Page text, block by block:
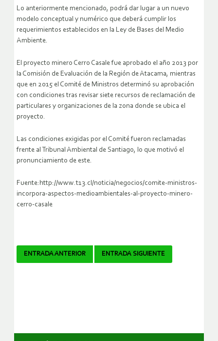
Lo anteriormente mencionado, podrá dar lugar a un nuevo
modelo conceptual y numérico que deberá cumplir los
requerimientos establecidos en la Ley de Bases del Medio
Ambiente.
El proyecto minero Cerro Casale fue aprobado el año 2013 por
la Comisión de Evaluación de la Región de Atacama, mientras
que en 2015 el Comité de Ministros determinó su aprobación
con condiciones tras revisar siete recursos de reclamación de
particulares y organizaciones de la zona donde se ubica el
proyecto.
Las condiciones exigidas por el Comité fueron reclamadas
frente al Tribunal Ambiental de Santiago, lo que motivó el
pronunciamiento de este.
Fuente:http://www.t13.cl/noticia/negocios/comite-ministros-
incorpora-aspectos-medioambientales-al-proyecto-minero-
cerro-casale
Navegador
ENTRADA ANTERIOR ENTRADA SIGUIENTE